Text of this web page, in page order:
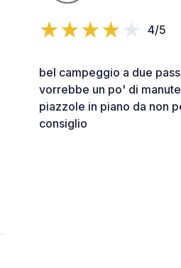
4/5
bel campeggio a due
vorrebbe un po' di
piazzole in piano da non
consiglio